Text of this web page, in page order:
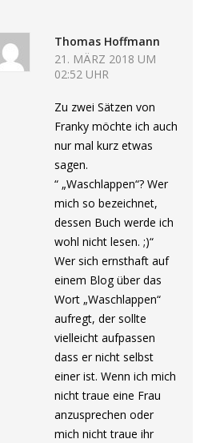
Thomas Hoffmann
21. MÄRZ 2018 UM
02:52 UHR
Zu zwei Sätzen von
Franky möchte ich auch
nur mal kurz etwas
sagen.
“ „Waschlappen“? Wer
mich so bezeichnet,
dessen Buch werde ich
wohl nicht lesen. ;)“
Wer sich ernsthaft auf
einem Blog über das
Wort „Waschlappen“
aufregt, der sollte
vielleicht aufpassen
dass er nicht selbst
einer ist. Wenn ich mich
nicht traue eine Frau
anzusprechen oder
mich nicht traue ihr